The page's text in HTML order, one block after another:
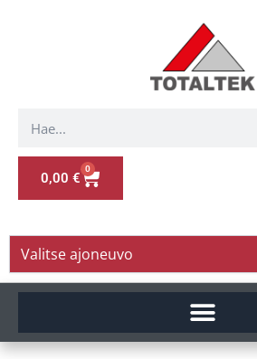
0,00 €
0
Valitse ajoneuvo